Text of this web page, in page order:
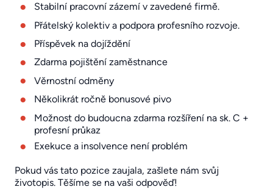
Stabilní pracovní zázemí v zavedené firmě.
Přátelský kolektiv a podpora profesního rozvoje.
Příspěvek na dojíždění
Zdarma pojištění zaměstnance
Věrnostní odměny
Několikrát ročně bonusové pivo
Možnost do budoucna zdarma rozšíření na sk. C +
profesní průkaz
Exekuce a insolvence není problém
Pokud vás tato pozice zaujala, zašlete nám svůj
životopis. Těšíme se na vaši odpověď!